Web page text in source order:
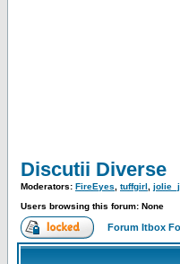
Discutii Diverse
Moderators: FireEyes tuffgirl
Users browsing this forum: None
Forum Itbox